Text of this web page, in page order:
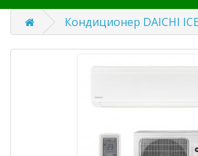
Кондиционер DAICHI